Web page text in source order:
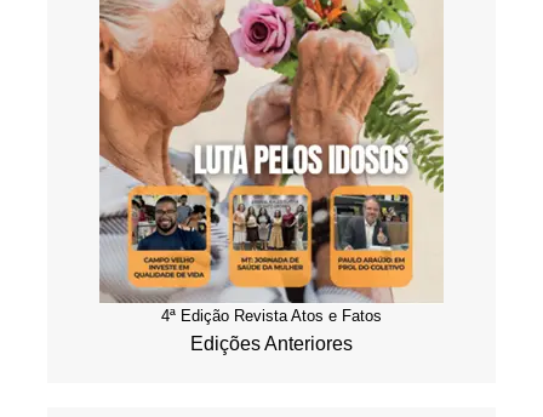
4ª Edição Revista Atos e Fatos
Edições Anteriores